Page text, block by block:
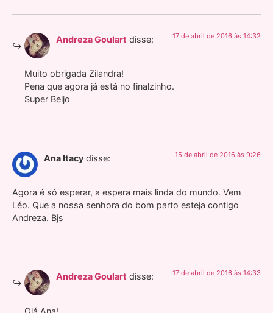
Andreza Goulart disse: 17 de abril de 2016 às 14:32
Muito obrigada Zilandra!
Pena que agora já está no finalzinho.
Super Beijo
Ana Itacy disse: 15 de abril de 2016 às 9:26
Agora é só esperar, a espera mais linda do mundo. Vem
Léo. Que a nossa senhora do bom parto esteja contigo
Andreza. Bjs
Andreza Goulart disse: 17 de abril de 2016 às 14:33
Olá Ana!